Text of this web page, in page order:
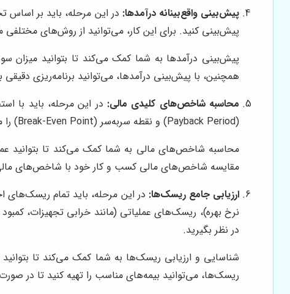
پیش‌بینی واقع‌بینانه درآمدها: در این مرحله، باید بر اساس
پیش‌بینی کنید. برای این کار، می‌توانید از روش‌های مختلفی
پیش‌بینی درآمدها به شما کمک می‌کند تا بتوانید میزان
همچنین، با پیش‌بینی درآمدها، می‌توانید برنامه‌ریزی
محاسبه شاخص‌های کلیدی مالی:
(Payback Period) و نقطه سربه‌سر (Break-Even Point) را محاسبه کنید. این شاخص‌ها به شما کمک می‌کنند تا پتانسیل سودآوری و ریسک کسب و کار خود را ارزیابی کنید.
محاسبه شاخص‌های مالی به شما کمک می‌کند تا بتوانید
مقایسه شاخص‌های مالی کسب و کار خود با شاخص‌های مالی
ارزیابی جامع ریسک‌ها: در این مرحله، باید تمام ریسک‌های
نرخ بهره)، ریسک‌های عملیاتی (مانند خرابی تجهیزات،
در نظر بگیرید.
شناسایی و ارزیابی ریسک‌ها به شما کمک می‌کند تا
ریسک‌ها، می‌توانید بیمه‌های مناسب را تهیه کنید تا در